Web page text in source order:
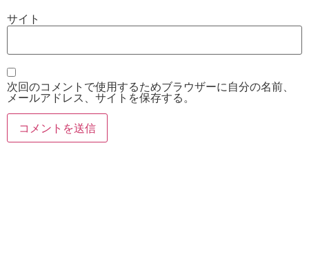
サイト
次回のコメントで使用するためブラウザーに自分の名前、
メールアドレス、サイトを保存する。